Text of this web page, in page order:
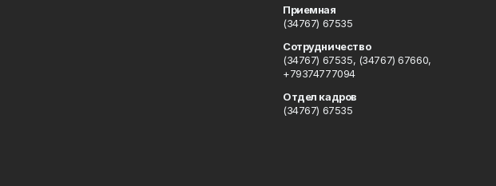
Приемная
(34767) 67535
Сотрудничество
(34767) 67535, (34767) 67660,
+79374777094
Отдел кадров
(34767) 67535